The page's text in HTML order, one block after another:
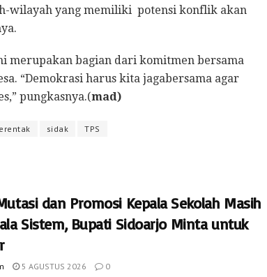
wilayah yang memiliki potensi konflik akan
merupakan bagian dari komitmen bersama
“Demokrasi harus kita jagabersama agar
pungkasnya.(mad)
sidak TPS
dan Promosi Kepala Sekolah Masih
Sistem, Bupati Sidoarjo Minta untuk
5 AGUSTUS 2026 0